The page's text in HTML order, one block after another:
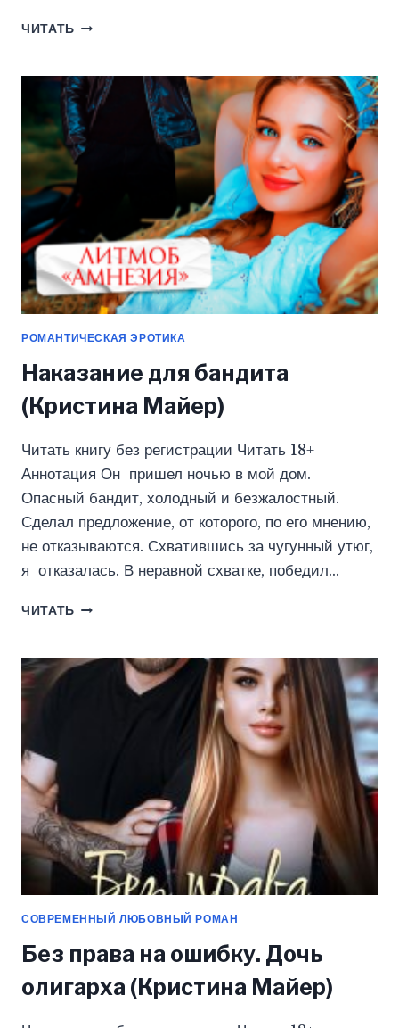
ЧИТАТЬ НЕ
(КРИСТИНА
МАЙЕР)
РОМАНТИЧЕСКАЯ ЭРОТИКА
Наказание для бандита
(Кристина Майер)
Читать книгу без регистрации Читать 18+
Аннотация Он пришел ночью в мой дом.
Опасный бандит, холодный и безжалостный.
Сделал предложение, от которого, по его мнению,
не отказываются. Схватившись за чугунный утюг,
я отказалась. В неравной схватке, победил…
ЧИТАТЬ НАКАЗАНИЕ
(КРИСТИНА
МАЙЕР)
СОВРЕМЕННЫЙ ЛЮБОВНЫЙ РОМАН
Без права на ошибку. Дочь
олигарха (Кристина Майер)